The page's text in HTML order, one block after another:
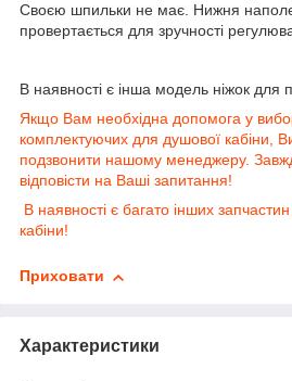
Своєю шпильки не має. Нижня
провертається для зручності
В наявності є інша модель ніжок для
Якщо Вам необхідна допомога у
комплектуючих для душової кабіни,
подзвонити нашому менеджеру.
відповісти на Ваші запитання!
В наявності є багато інших
кабіни!
Приховати
Характеристики